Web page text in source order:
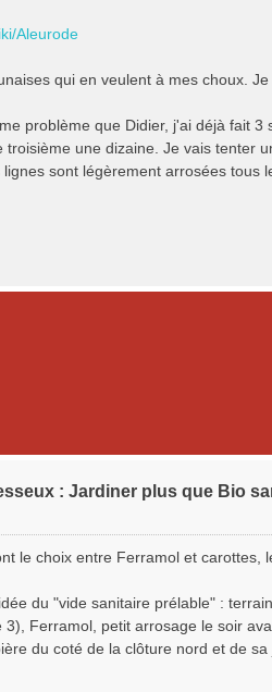
Aleurode
qui en veulent à mes choux.
problème que Didier, j'ai déjà fait
troisième une dizaine. Je vais tenter
sont légèrement arrosées
: Jardiner plus que Bio
le choix entre Ferramol et carottes,
du "vide sanitaire prélable" :
3), Ferramol, petit arrosage le soir
du coté de la clôture nord et de sa